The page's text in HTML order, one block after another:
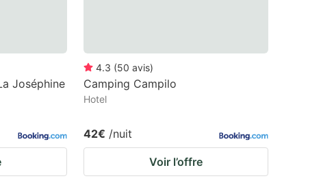
Joséphine
4.3 (50 avis)
Camping Campilo
Hotel
42€ /nuit
Voir l’offre